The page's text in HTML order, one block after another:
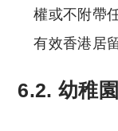
權或不附帶
有效香港居
6.2. 幼稚